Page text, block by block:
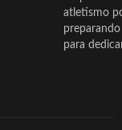
atletismo
para